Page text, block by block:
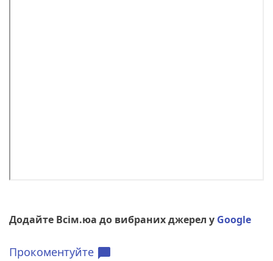
Додайте Всім.юа до вибраних джерел у Google
Прокоментуйте chat_bubble